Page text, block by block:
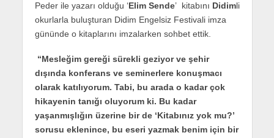
Peder ile yazarı olduğu ‘Elim Sende’ kitabını Didimli
okurlarla buluşturan Didim Engelsiz Festivali imza
gününde o kitaplarını imzalarken sohbet ettik.
“Mesleğim gereği sürekli geziyor ve şehir
dışında konferans ve seminerlere konuşmacı
olarak katılıyorum. Tabi, bu arada o kadar çok
hikayenin tanığı oluyorum ki. Bu kadar
yaşanmışlığın üzerine bir de ‘Kitabınız yok mu?’
sorusu eklenince, bu eseri yazmak benim için bir